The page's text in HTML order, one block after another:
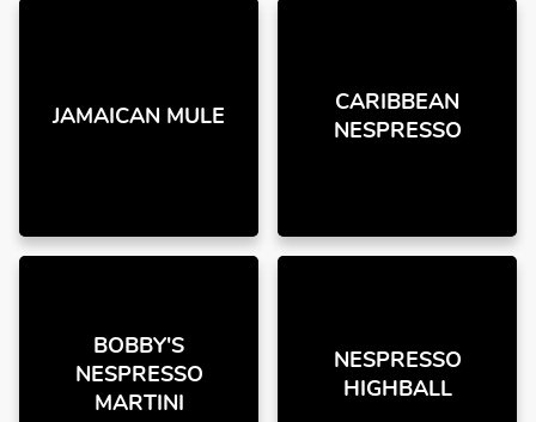
JAMAICAN MULE
CARIBBEAN
NESPRESSO
BOBBY'S
NESPRESSO
MARTINI
NESPRESSO
HIGHBALL